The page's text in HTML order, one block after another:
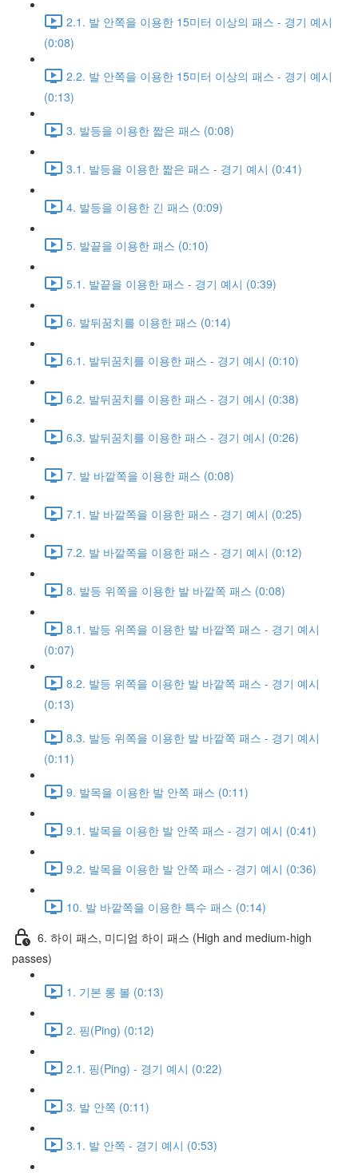
2.1. 발 안쪽을 이용한 15미터 이상의 패스 - 경기 예시
(0:08)
2.2. 발 안쪽을 이용한 15미터 이상의 패스 - 경기 예시
(0:13)
3. 발등을 이용한 짧은 패스 (0:08)
3.1. 발등을 이용한 짧은 패스 - 경기 예시 (0:41)
4. 발등을 이용한 긴 패스 (0:09)
5. 발끝을 이용한 패스 (0:10)
5.1. 발끝을 이용한 패스 - 경기 예시 (0:39)
6. 발뒤꿈치를 이용한 패스 (0:14)
6.1. 발뒤꿈치를 이용한 패스 - 경기 예시 (0:10)
6.2. 발뒤꿈치를 이용한 패스 - 경기 예시 (0:38)
6.3. 발뒤꿈치를 이용한 패스 - 경기 예시 (0:26)
7. 발 바깥쪽을 이용한 패스 (0:08)
7.1. 발 바깥쪽을 이용한 패스 - 경기 예시 (0:25)
7.2. 발 바깥쪽을 이용한 패스 - 경기 예시 (0:12)
8. 발등 위쪽을 이용한 발 바깥쪽 패스 (0:08)
8.1. 발등 위쪽을 이용한 발 바깥쪽 패스 - 경기 예시
(0:07)
8.2. 발등 위쪽을 이용한 발 바깥쪽 패스 - 경기 예시
(0:13)
8.3. 발등 위쪽을 이용한 발 바깥쪽 패스 - 경기 예시
(0:11)
9. 발목을 이용한 발 안쪽 패스 (0:11)
9.1. 발목을 이용한 발 안쪽 패스 - 경기 예시 (0:41)
9.2. 발목을 이용한 발 안쪽 패스 - 경기 예시 (0:36)
10. 발 바깥쪽을 이용한 특수 패스 (0:14)
6. 하이 패스, 미디엄 하이 패스 (High and medium-high
passes)
1. 기본 롱 볼 (0:13)
2. 핑(Ping) (0:12)
2.1. 핑(Ping) - 경기 예시 (0:22)
3. 발 안쪽 (0:11)
3.1. 발 안쪽 - 경기 예시 (0:53)